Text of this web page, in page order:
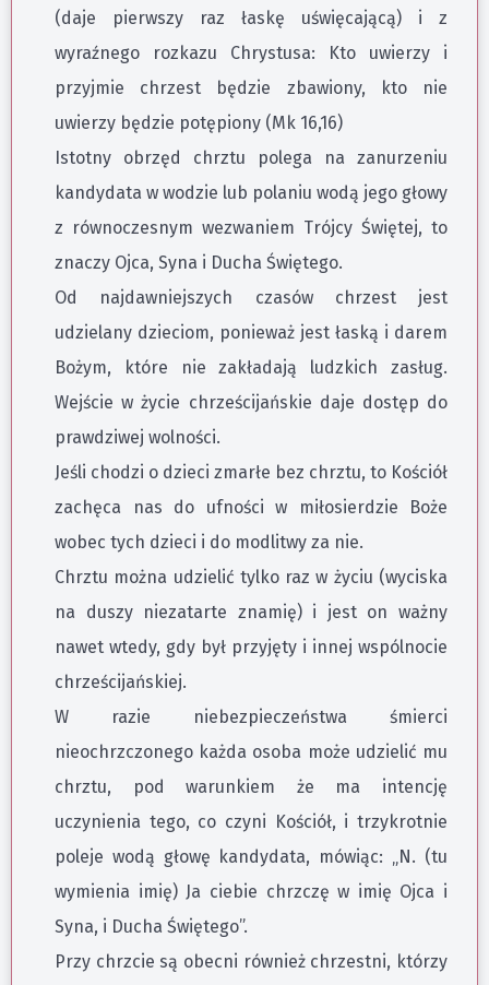
(daje pierwszy raz łaskę uświęcającą) i z
wyraźnego rozkazu Chrystusa: Kto uwierzy i
przyjmie chrzest będzie zbawiony, kto nie
uwierzy będzie potępiony (Mk 16,16)
Istotny obrzęd chrztu polega na zanurzeniu
kandydata w wodzie lub polaniu wodą jego głowy
z równoczesnym wezwaniem Trójcy Świętej, to
znaczy Ojca, Syna i Ducha Świętego.
Od najdawniejszych czasów chrzest jest
udzielany dzieciom, ponieważ jest łaską i darem
Bożym, które nie zakładają ludzkich zasług.
Wejście w życie chrześcijańskie daje dostęp do
prawdziwej wolności.
Jeśli chodzi o dzieci zmarłe bez chrztu, to Kościół
zachęca nas do ufności w miłosierdzie Boże
wobec tych dzieci i do modlitwy za nie.
Chrztu można udzielić tylko raz w życiu (wyciska
na duszy niezatarte znamię) i jest on ważny
nawet wtedy, gdy był przyjęty i innej wspólnocie
chrześcijańskiej.
W razie niebezpieczeństwa śmierci
nieochrzczonego każda osoba może udzielić mu
chrztu, pod warunkiem że ma intencję
uczynienia tego, co czyni Kościół, i trzykrotnie
poleje wodą głowę kandydata, mówiąc: „N. (tu
wymienia imię) Ja ciebie chrzczę w imię Ojca i
Syna, i Ducha Świętego”.
Przy chrzcie są obecni również chrzestni, którzy